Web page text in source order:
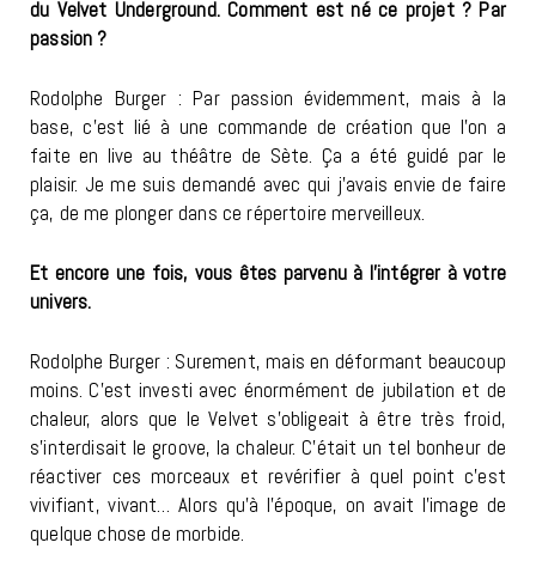
du Velvet Underground. Comment est né ce projet ? Par
passion ?
Rodolphe Burger : Par passion évidemment, mais à la
base, c’est lié à une commande de création que l’on a
faite en live au théâtre de Sète. Ça a été guidé par le
plaisir. Je me suis demandé avec qui j’avais envie de faire
ça, de me plonger dans ce répertoire merveilleux.
Et encore une fois, vous êtes parvenu à l’intégrer à votre
univers.
Rodolphe Burger : Surement, mais en déformant beaucoup
moins. C’est investi avec énormément de jubilation et de
chaleur, alors que le Velvet s’obligeait à être très froid,
s’interdisait le groove, la chaleur. C’était un tel bonheur de
réactiver ces morceaux et revérifier à quel point c’est
vivifiant, vivant… Alors qu’à l’époque, on avait l’image de
quelque chose de morbide.